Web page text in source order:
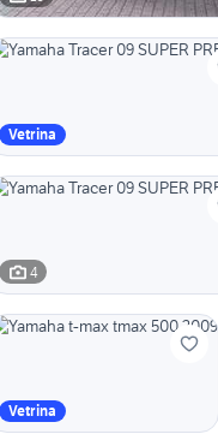
Vetrina
4
Vetrina